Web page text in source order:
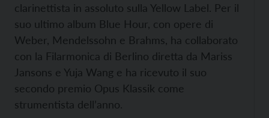
clarinettista in assoluto sulla Yellow Label. Per il
suo ultimo album Blue Hour, con opere di
Weber, Mendelssohn e Brahms, ha collaborato
con la Filarmonica di Berlino diretta da Mariss
Jansons e Yuja Wang e ha ricevuto il suo
secondo premio Opus Klassik come
strumentista dell’anno.